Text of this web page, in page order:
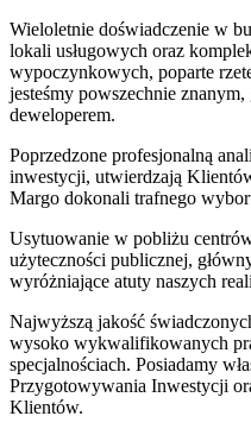
Wieloletnie doświadczenie w
lokali usługowych oraz
wypoczynkowych, poparte
jesteśmy powszechnie
deweloperem.
Poprzedzone profesjonalną
inwestycji, utwierdzają
Margo dokonali trafnego
Usytuowanie w pobliżu
użyteczności publicznej,
wyróżniające atuty naszych
Najwyższą jakość
wysoko wykwalifikowanych
specjalnościach. Posiadamy
Przygotowywania Inwestycji
Klientów.